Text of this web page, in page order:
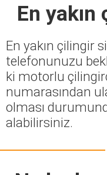
En
En yakın çilingir
telefonunuzu
ki motorlu
numarasından
olması
alabilirsiniz.